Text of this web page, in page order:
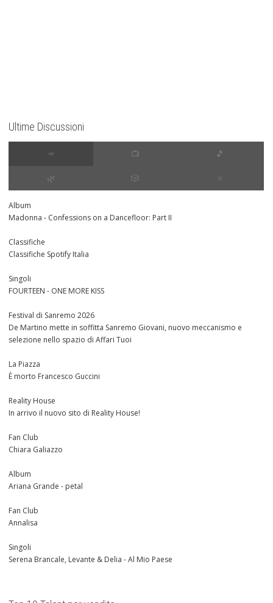
Ultime Discussioni
∞ 📺 🎵
🌿 🎲 ⭐️
Album
Madonna - Confessions on a Dancefloor: Part II
Classifiche
Classifiche Spotify Italia
Singoli
FOURTEEN - ONE MORE KISS
Festival di Sanremo 2026
De Martino mette in soffitta Sanremo Giovani, nuovo meccanismo e
selezione nello spazio di Affari Tuoi
La Piazza
È morto Francesco Guccini
Reality House
In arrivo il nuovo sito di Reality House!
Fan Club
Chiara Galiazzo
Album
Ariana Grande - petal
Fan Club
Annalisa
Singoli
Serena Brancale, Levante & Delia - Al Mio Paese